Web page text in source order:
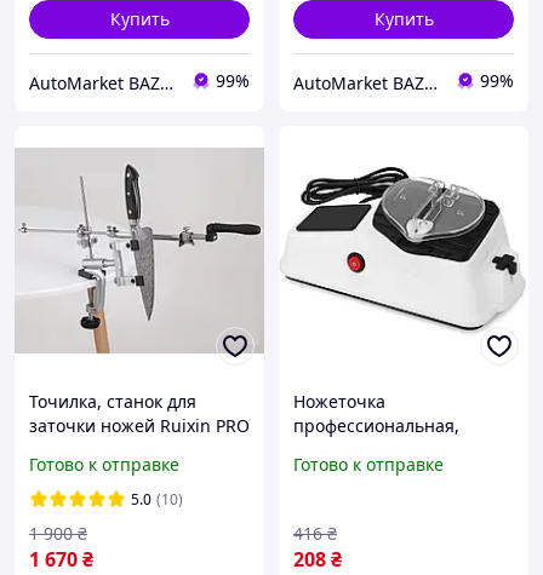
Купить
AutoMarket BAZAR 99%
Купить
AutoMarket BAZAR 99%
Точилка, станок для
заточки ножей Ruixin PRO
поворотный механизм (4
камня)
Готово к отправке
5.0 (10)
1 670₴
1 900 ₴
Ножеточка
профессиональная,
для ножей Точилка для
Готово к отправке
208₴
416 ₴